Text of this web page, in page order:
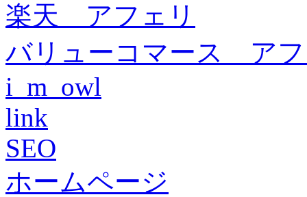
楽天 アフェリ
バリューコマース ア
i_m_owl
link
SEO
ホームページ